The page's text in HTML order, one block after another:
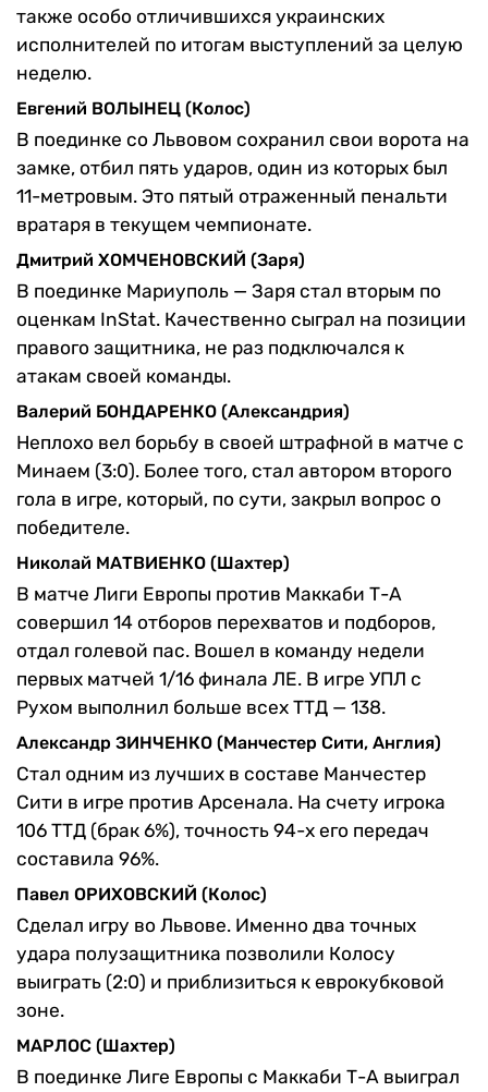
также особо отличившихся украинских
исполнителей по итогам выступлений за целую
неделю.
Евгений ВОЛЫНЕЦ (Колос)
В поединке со Львовом сохранил свои ворота на
замке, отбил пять ударов, один из которых был
11-метровым. Это пятый отраженный пенальти
вратаря в текущем чемпионате.
Дмитрий ХОМЧЕНОВСКИЙ (Заря)
В поединке Мариуполь — Заря стал вторым по
оценкам InStat. Качественно сыграл на позиции
правого защитника, не раз подключался к
атакам своей команды.
Валерий БОНДАРЕНКО (Александрия)
Неплохо вел борьбу в своей штрафной в матче с
Минаем (3:0). Более того, стал автором второго
гола в игре, который, по сути, закрыл вопрос о
победителе.
Николай МАТВИЕНКО (Шахтер)
В матче Лиги Европы против Маккаби Т-А
совершил 14 отборов перехватов и подборов,
отдал голевой пас. Вошел в команду недели
первых матчей 1/16 финала ЛЕ. В игре УПЛ с
Рухом выполнил больше всех ТТД — 138.
Александр ЗИНЧЕНКО (Манчестер Сити, Англия)
Стал одним из лучших в составе Манчестер
Сити в игре против Арсенала. На счету игрока
106 ТТД (брак 6%), точность 94-х его передач
составила 96%.
Павел ОРИХОВСКИЙ (Колос)
Сделал игру во Львове. Именно два точных
удара полузащитника позволили Колосу
выиграть (2:0) и приблизиться к еврокубковой
зоне.
МАРЛОС (Шахтер)
В поединке Лиге Европы с Маккаби Т-А выиграл